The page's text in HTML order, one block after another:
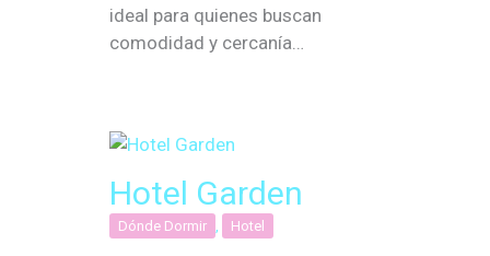
ideal para quienes buscan
comodidad y cercanía…
Hotel Garden
Dónde Dormir , Hotel